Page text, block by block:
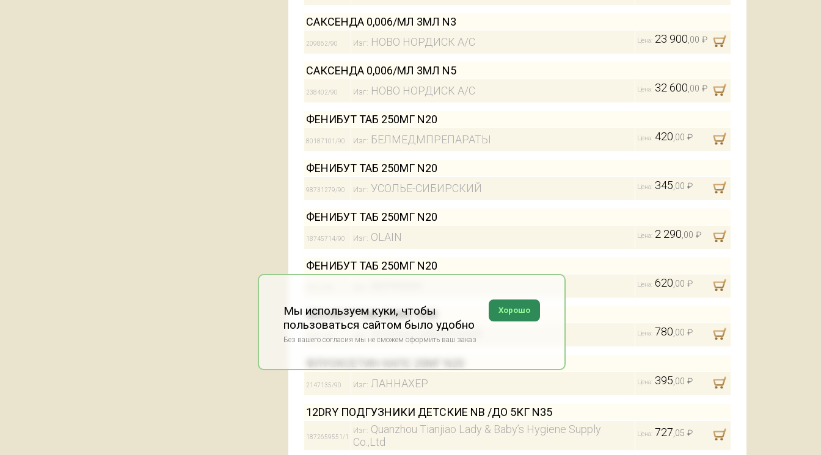
САКСЕНДА 0,006/МЛ 3МЛ N3
209862/90 Изг: НОВО НОРДИСК А/С Цена: 23 900,00 ₽
САКСЕНДА 0,006/МЛ 3МЛ N5
238402/90 Изг: НОВО НОРДИСК А/С Цена: 32 600,00 ₽
ФЕНИБУТ ТАБ 250МГ N20
80187101/90 Изг: БЕЛМЕДМПРЕПАРАТЫ Цена: 420,00 ₽
ФЕНИБУТ ТАБ 250МГ N20
98731279/90 Изг: УСОЛЬЕ-СИБИРСКИЙ Цена: 345,00 ₽
ФЕНИБУТ ТАБ 250МГ N20
18745714/90 Изг: OLAIN Цена: 2 290,00 ₽
ФЕНИБУТ ТАБ 250МГ N20
Цена: 620,00 ₽
ФЕНИБУТ ТАБ 250МГ N50
Изг: УСОЛЬЕ-СИБИРСКИЙ Цена: 780,00 ₽
2147135/90 Изг: ЛАННАХЕР Цена: 395,00 ₽
12DRY ПОДГУЗНИКИ ДЕТСКИЕ NB /ДО 5КГ N35
1872659551/1
Изг: Quanzhou Tianjiao Lady & Baby’s Hygiene Supply
Co.,Ltd
Цена: 727,05 ₽
Хорошо
Мы используем куки, чтобы
пользоваться сайтом было удобно
Без вашего согласия мы не сможем оформить ваш заказ